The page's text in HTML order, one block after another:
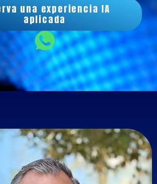
una experiencia IA
aplicada